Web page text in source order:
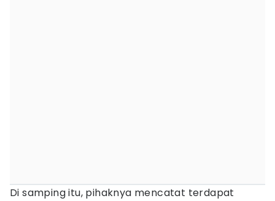
Di samping itu, pihaknya mencatat terdapat